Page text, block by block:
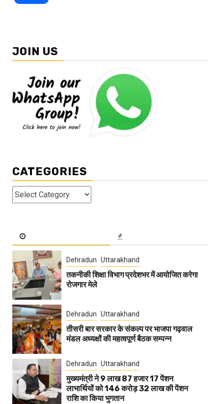
JOIN US
CATEGORIES
Categories
Dehradun Uttarakhand
तकनीकी शिक्षा विभाग प्रदेशभर में आयोजित करेगा
रोजगार मेले
Dehradun Uttarakhand
तीसरी बार सरकार के संकल्प पर भाजपा गढ़वाल
मंडल अध्यक्षों की महत्वपूर्ण बैठक सम्पन्न
Dehradun Uttarakhand
मुख्यमंत्री ने 9 लाख 87 हजार 17 पेंशन
लाभार्थियों को 146 करोड़ 32 लाख की पेंशन
राशि का किया भुगतान